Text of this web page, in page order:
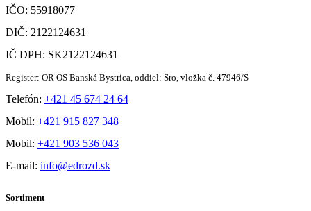
IČO: 55918077
DIČ: 2122124631
IČ DPH: SK2122124631
Register: OR OS Banská Bystrica, oddiel: Sro, vložka č. 47946/S
Telefón: +421 45 674 24 64
Mobil: +421 915 827 348
Mobil: +421 903 536 043
E-mail: info@edrozd.sk
Sortiment